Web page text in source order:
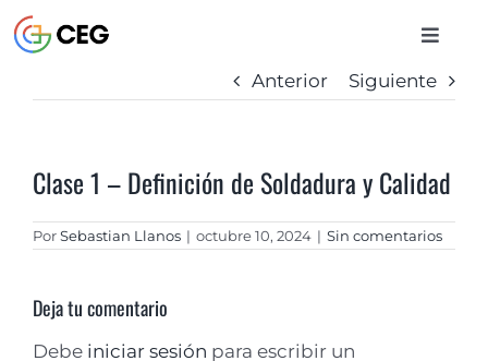
al
contenido
Toggle
INICIO
CURSOS
CONTACTO
Anterior Siguiente
Clase 1 – Definición de Soldadura y Calidad
PorSebastian Llanos | octubre 10, 2024 | Sin comentarios
Deja tu comentario
Debe iniciar sesión para escribir un